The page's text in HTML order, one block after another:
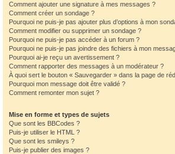
Comment ajouter une signature à mes messages ?
Comment créer un sondage ?
Pourquoi ne puis-je pas ajouter plus d’options à mon
Comment modifier ou supprimer un sondage ?
Pourquoi ne puis-je pas accéder à un forum ?
Pourquoi ne puis-je pas joindre des fichiers à mon
Pourquoi ai-je reçu un avertissement ?
Comment rapporter des messages à un modérateur ?
À quoi sert le bouton « Sauvegarder » dans la page de
Pourquoi mon message doit être validé ?
Comment remonter mon sujet ?
Mise en forme et types de sujets
Que sont les BBCodes ?
Puis-je utiliser le HTML ?
Que sont les smileys ?
Puis-je publier des images ?